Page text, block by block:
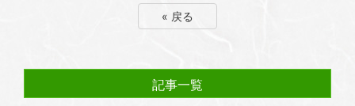
« 戻る
記事一覧